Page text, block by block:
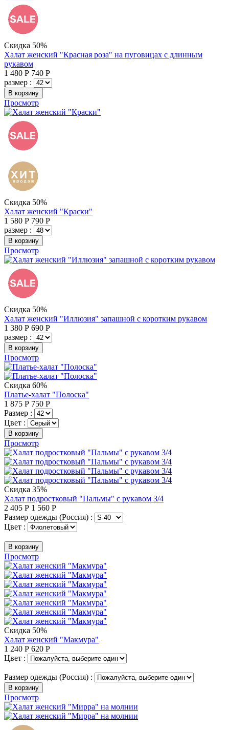
Скидка 50%
Халат женский "Красная роза" на пуговицах с длинным
рукавом
1 480 Р 740 Р
размер :
В корзину
Просмотр
Скидка 50%
Халат женский "Краски"
1 580 Р 790 Р
размер :
В корзину
Просмотр
Скидка 50%
Халат женский "Иллюзия" запашной с коротким рукавом
1 380 Р 690 Р
размер :
В корзину
Просмотр
Скидка 60%
Платье-халат "Полоска"
1 875 Р 750 Р
Размер :
Цвет :
В корзину
Просмотр
Скидка 35%
Халат подростковый "Пальмы" с рукавом 3/4
2 405 Р 1 560 Р
Размер одежды (Россия) :
Цвет :
В корзину
Просмотр
Скидка 50%
Халат женский "Макмура"
1 240 Р 620 Р
Цвет :
Размер одежды (Россия) :
В корзину
Просмотр